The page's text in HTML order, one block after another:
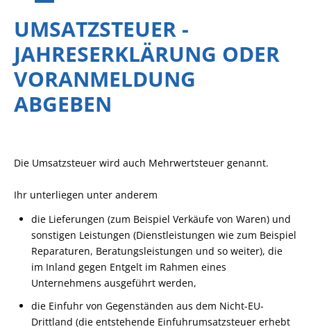
UMSATZSTEUER -
JAHRESERKLÄRUNG ODER
VORANMELDUNG
ABGEBEN
Die Umsatzsteuer wird auch Mehrwertsteuer genannt.
Ihr unterliegen unter anderem
die Lieferungen (zum Beispiel Verkäufe von Waren) und
sonstigen Leistungen (Dienstleistungen wie zum Beispiel
Reparaturen, Beratungsleistungen und so weiter), die
im Inland gegen Entgelt im Rahmen eines
Unternehmens ausgeführt werden,
die Einfuhr von Gegenständen aus dem Nicht-EU-
Drittland(die entstehende Einfuhrumsatzsteuer erhebt